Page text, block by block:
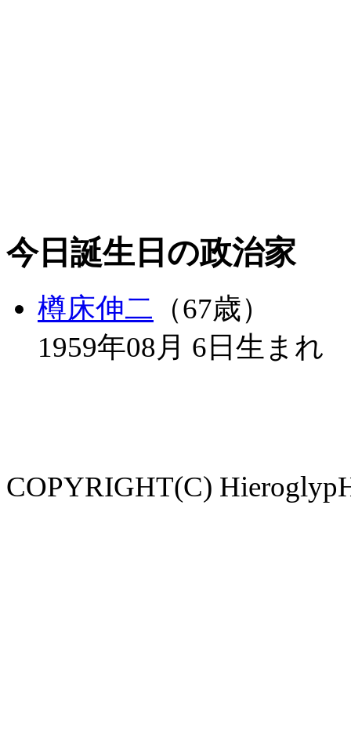
今日誕生日の政治家
樽床伸二 （67歳）
1959年08月 6日生まれ
COPYRIGHT(C)